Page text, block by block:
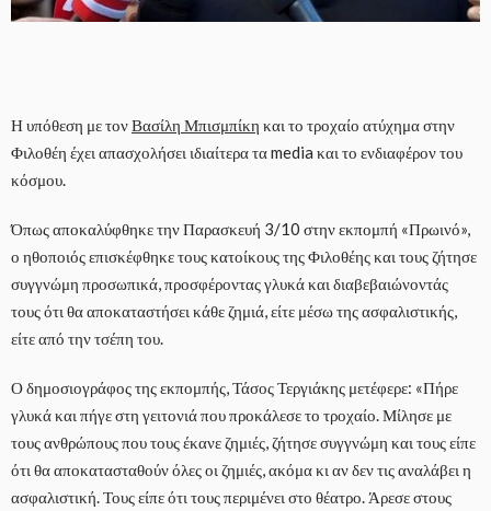
Η υπόθεση με τονΒασίλη Μπισμπίκη και το τροχαίο ατύχημα στην
Φιλοθέη έχει απασχολήσει ιδιαίτερα τα media και το ενδιαφέρον του
κόσμου.
Όπως αποκαλύφθηκε την Παρασκευή 3/10 στην εκπομπή «Πρωινό»,
ο ηθοποιός επισκέφθηκε τους κατοίκους της Φιλοθέης και τους ζήτησε
συγγνώμη προσωπικά, προσφέροντας γλυκά και διαβεβαιώνοντάς
τους ότι θα αποκαταστήσει κάθε ζημιά, είτε μέσω της ασφαλιστικής,
είτε από την τσέπη του.
Ο δημοσιογράφος της εκπομπής, Τάσος Τεργιάκης μετέφερε: «Πήρε
γλυκά και πήγε στη γειτονιά που προκάλεσε το τροχαίο. Μίλησε με
τους ανθρώπους που τους έκανε ζημιές, ζήτησε συγγνώμη και τους είπε
ότι θα αποκατασταθούν όλες οι ζημιές, ακόμα κι αν δεν τις αναλάβει η
ασφαλιστική. Τους είπε ότι τους περιμένει στο θέατρο. Άρεσε στους